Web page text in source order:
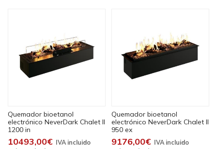
Quemador bioetanol
electrónico NeverDark Chalet II
1200 in
10493,00€
Quemador bioetanol
electrónico NeverDark Chalet II
950 ex
9176,00€